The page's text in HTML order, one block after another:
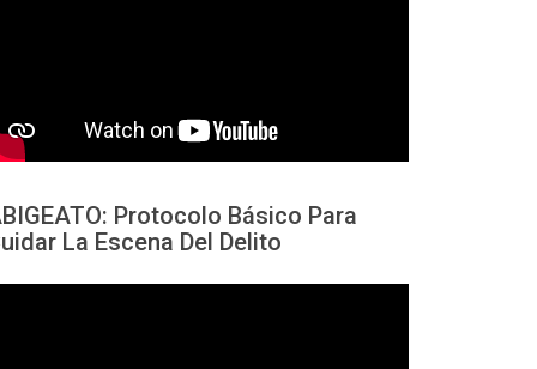
Protocolo Básico Para
La Escena Del Delito